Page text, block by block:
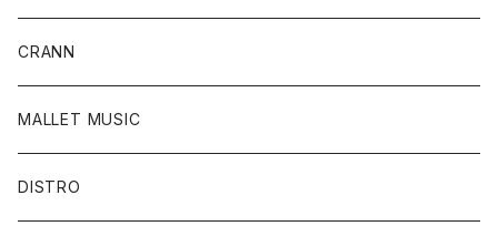
CRANN
MALLET MUSIC
DISTRO